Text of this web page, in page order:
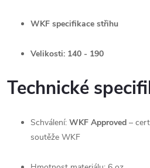
WKF specifikace střihu
Velikosti: 140 - 190
Technické
Schválení: WKF Approved –
soutěže WKF